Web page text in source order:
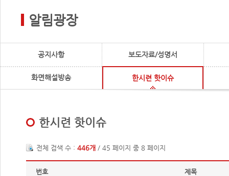
알림광장
공지사항 보도자료/성명서
화면해설방송 한시련 핫이슈
한시련 핫이슈
전체 검색 수 : 446개 / 45 페이지 중 8 페이지
번호 제목